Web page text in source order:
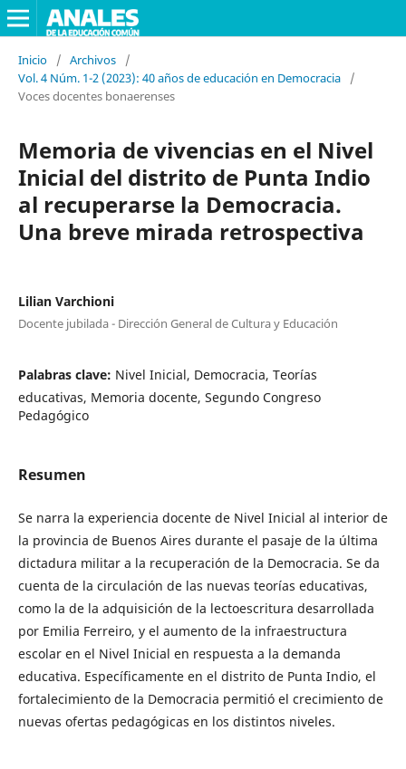
Inicio / Archivos
/
Vol. 4 Núm. 1-2 (2023): 40 años de educación en Democracia
/
Voces docentes bonaerenses
Memoria de vivencias en el Nivel
Inicial del distrito de Punta Indio
al recuperarse la Democracia.
Una breve mirada retrospectiva
Lilian Varchioni
Docente jubilada - Dirección General de Cultura y Educación
Palabras clave: Nivel Inicial, Democracia, Teorías
educativas, Memoria docente, Segundo Congreso
Pedagógico
Resumen
Se narra la experiencia docente de Nivel Inicial al interior de
la provincia de Buenos Aires durante el pasaje de la última
dictadura militar a la recuperación de la Democracia. Se da
cuenta de la circulación de las nuevas teorías educativas,
como la de la adquisición de la lectoescritura desarrollada
por Emilia Ferreiro, y el aumento de la infraestructura
escolar en el Nivel Inicial en respuesta a la demanda
educativa. Específicamente en el distrito de Punta Indio, el
fortalecimiento de la Democracia permitió el crecimiento de
nuevas ofertas pedagógicas en los distintos niveles.